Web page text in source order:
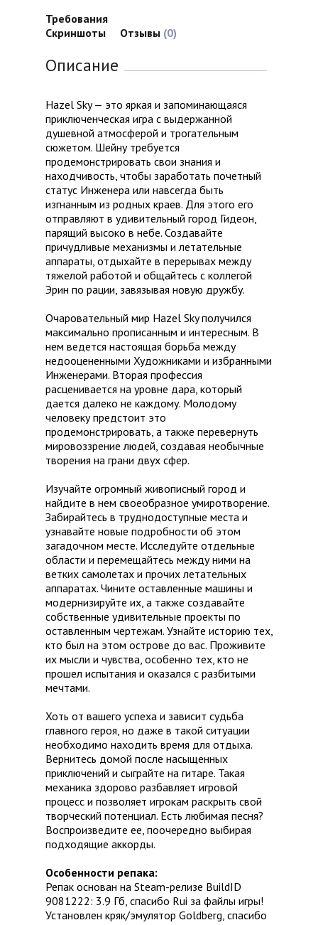
Требования
Скриншоты
Отзывы (0)
Описание
Hazel Sky — это яркая и запоминающаяся
приключенческая игра с выдержанной
душевной атмосферой и трогательным
сюжетом. Шейну требуется
продемонстрировать свои знания и
находчивость, чтобы заработать почетный
статус Инженера или навсегда быть
изгнанным из родных краев. Для этого его
отправляют в удивительный город Гидеон,
парящий высоко в небе. Создавайте
причудливые механизмы и летательные
аппараты, отдыхайте в перерывах между
тяжелой работой и общайтесь с коллегой
Эрин по рации, завязывая новую дружбу.
Очаровательный мир Hazel Sky получился
максимально прописанным и интересным. В
нем ведется настоящая борьба между
недооцененными Художниками и избранными
Инженерами. Вторая профессия
расценивается на уровне дара, который
дается далеко не каждому. Молодому
человеку предстоит это
продемонстрировать, а также перевернуть
мировоззрение людей, создавая необычные
творения на грани двух сфер.
Изучайте огромный живописный город и
найдите в нем своеобразное умиротворение.
Забирайтесь в труднодоступные места и
узнавайте новые подробности об этом
загадочном месте. Исследуйте отдельные
области и перемещайтесь между ними на
ветких самолетах и прочих летательных
аппаратах. Чините оставленные машины и
модернизируйте их, а также создавайте
собственные удивительные проекты по
оставленным чертежам. Узнайте историю тех,
кто был на этом острове до вас. Проживите
их мысли и чувства, особенно тех, кто не
прошел испытания и оказался с разбитыми
мечтами.
Хоть от вашего успеха и зависит судьба
главного героя, но даже в такой ситуации
необходимо находить время для отдыха.
Вернитесь домой после насыщенных
приключений и сыграйте на гитаре. Такая
механика здорово разбавляет игровой
процесс и позволяет игрокам раскрыть свой
творческий потенциал. Есть любимая песня?
Воспроизведите ее, поочередно выбирая
подходящие аккорды.
Особенности репака:
Репак основан на Steam-релизе BuildID
9081222: 3.9 Гб, спасибо Rui за файлы игры!
Установлен кряк/эмулятор Goldberg, спасибо